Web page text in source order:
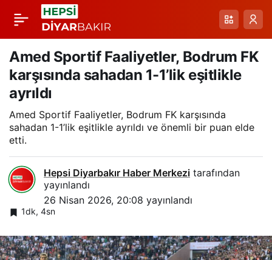
Amed Sportif Faaliyetler, Bodrum FK
karşısında sahadan 1-1’lik eşitlikle
ayrıldı
Amed Sportif Faaliyetler, Bodrum FK karşısında
sahadan 1-1’lik eşitlikle ayrıldı ve önemli bir puan elde
etti.
Hepsi Diyarbakır Haber Merkezi tarafından
yayınlandı
26 Nisan 2026, 20:08 yayınlandı
1dk, 4sn
Diyarbakırlı
Sporcudan Dünya
İkinciliği: Merve
Kazan’ın Başarısı
Paylaş